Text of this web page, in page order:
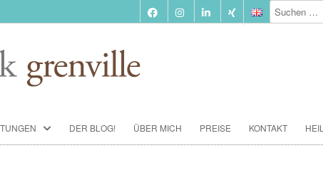
Inhalt
springen
DER BLOG! ÜBER MICH PREISE KONTAKT